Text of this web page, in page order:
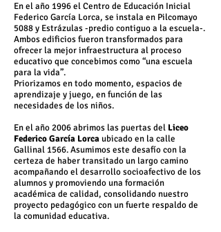
En el año 1996 el Centro de Educación Inicial
Federico García Lorca, se instala en Pilcomayo
5088 y Estrázulas -predio contiguo a la escuela-.
Ambos edificios fueron transformados para
ofrecer la mejor infraestructura al proceso
educativo que concebimos como “una escuela
para la vida”.
Priorizamos en todo momento, espacios de
aprendizaje y juego, en función de las
necesidades de los niños.
En el año 2006 abrimos las puertas del Liceo
Federico García Lorca ubicado en la calle
Gallinal 1566. Asumimos este desafío con la
certeza de haber transitado un largo camino
acompañando el desarrollo socioafectivo de los
alumnos y promoviendo una formación
académica de calidad, consolidando nuestro
proyecto pedagógico con un fuerte respaldo de
la comunidad educativa.